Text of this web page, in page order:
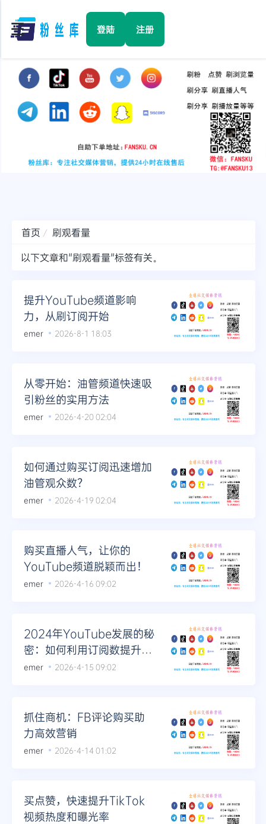
☰ 登陆 注册
Facebook
TikTok
YouTube
Telegram
更多
首页
刷观看量
以下文章和"刷观看量"标签有关。
提升YouTube频道影响
力，从刷订阅开始
emer 2026-8-1 18:03
从零开始：油管频道快速吸
引粉丝的实用方法
emer 2026-4-20 02:04
如何通过购买订阅迅速增加
油管观众数？
emer 2026-4-19 02:04
购买直播人气，让你的
YouTube频道脱颖而出！
emer 2026-4-16 09:02
2024年YouTube发展的秘
密：如何利用订阅数提升收
益
emer 2026-4-15 09:02
抓住商机：FB评论购买助
力高效营销
emer 2026-4-14 01:02
买点赞，快速提升TikTok
视频热度和曝光率